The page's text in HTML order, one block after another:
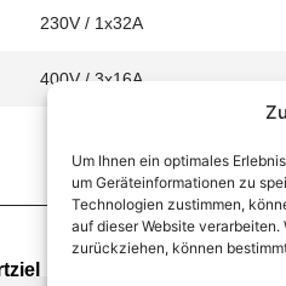
Um Ihnen ein optimales
um Geräteinformationen zu
Technologien zustimmen,
auf dieser Website
zurückziehen, können
230V / 1x32A
400V / 3x16A